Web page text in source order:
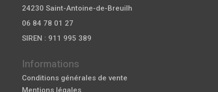
24230 Saint-Antoine-de-Breuilh
06 84 78 01 27
SIREN : 911 995 389
Informations
Conditions générales de vente
Mentions légales